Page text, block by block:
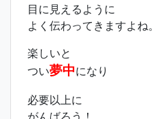
目に見えるように
よく伝わってきますよね。
楽しいと
つい夢中になり
必要以上に
がんばろう！